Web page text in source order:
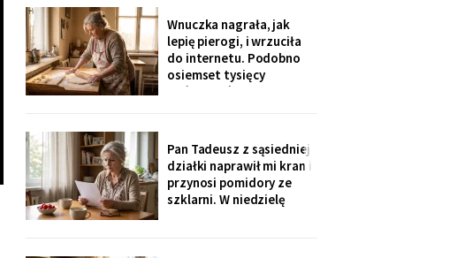
rozliczenie: „twoja
połowa za opiekunkę,
osiem tysięcy. Mama by
tak chciała".
Wnuczka nagrała, jak
lepię pierogi, i wrzuciła
do internetu. Podobno
osiemset tysięcy
wyświetleń - ludzie z
babcie. Córka obejrzała
dwa razy i powiedziała
tylko: „Mamo, mogłaś
chociaż zdjąć ten stary
fartuch".
Pan Tadeusz z sąsiedniej
działki naprawił mi kran i
przynosi pomidory ze
szklarni. W niedzielę